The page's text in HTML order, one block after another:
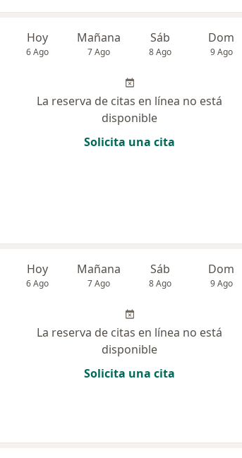
Hoy
6 Ago
Mañana
7 Ago
Sáb
8 Ago
Dom
9 Ago
La reserva de citas en línea no está
disponible
Solicita una cita
Hoy
6 Ago
Mañana
7 Ago
Sáb
8 Ago
Dom
9 Ago
La reserva de citas en línea no está
disponible
Solicita una cita